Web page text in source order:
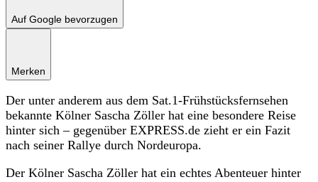
Auf Google bevorzugen
Merken
Der unter anderem aus dem Sat.1-Frühstücksfernsehen
bekannte Kölner Sascha Zöller hat eine besondere Reise
hinter sich – gegenüber EXPRESS.de zieht er ein Fazit
nach seiner Rallye durch Nordeuropa.
Der Kölner Sascha Zöller hat ein echtes Abenteuer hinter